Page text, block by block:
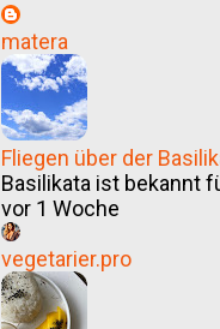
matera
Fliegen über der
Basilikata ist bekannt
vor 1 Woche
vegetarier.pro